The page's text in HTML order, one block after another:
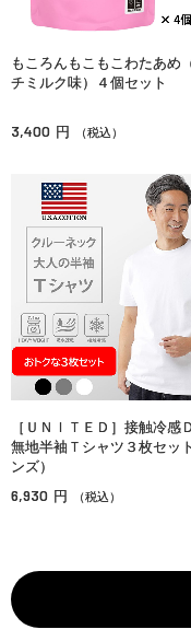
もころんもこもこわたあめ
チミルク味）４個セット
3,400 円 （税込）
［ＵＮＩＴＥＤ］接触冷感
無地半袖Ｔシャツ３枚セッ
ンズ）
6,930 円 （税込）